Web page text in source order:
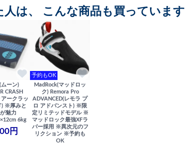
人は、 こんな商品も買っています
ーン)
CRASH
アークラッ
) ※厚みと
魅力
6kg
円
予約もOK
MadRock(マッドロッ
ク) Remora Pro
ADVANCED(レモラ プ
ロ アドバンスト) ※限
定リミテッドモデル ※
マッドロック最強XFラ
バー採用 ※異次元のフ
リクション ※予約も
OK